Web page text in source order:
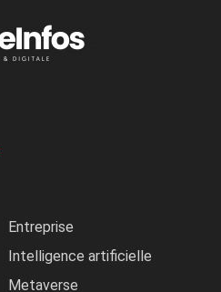
Nigeria,
Entreprise
Intelligence artificielle
Metaverse